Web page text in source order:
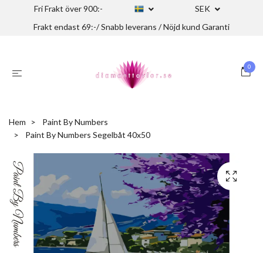
Fri Frakt över 900:-
SEK
Frakt endast 69:-/ Snabb leverans / Nöjd kund Garanti
0
Hem
Paint By Numbers
Paint By Numbers Segelbåt 40x50